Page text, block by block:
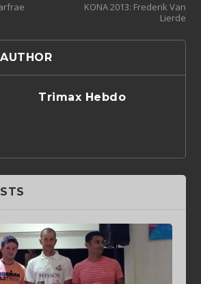
KONA 2013: Frederik Van
Lierde
Trimax Hebdo